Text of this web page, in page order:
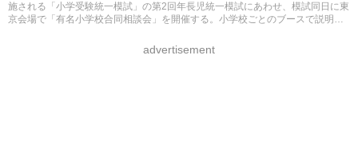
施される「小学受験統一模試」の第2回年長児統一模試にあわせ、模試同日に東
京会場で「有名小学校合同相談会」を開催する。小学校ごとのブースで説明を
advertisement